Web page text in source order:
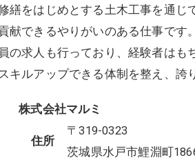
繕をはじめとする土木工事を通じ
できるやりがいのある仕事で
求人も行っており、経験者は
ルアップできる体制を整え、誇
株式会社マルミ
住所
〒319-0323
茨城県水戸市鯉淵町